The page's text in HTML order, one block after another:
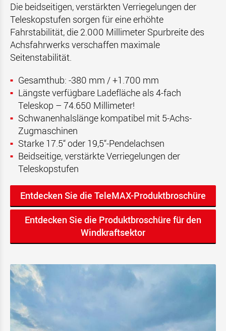
Die beidseitigen, verstärkten Verriegelungen der
Teleskopstufen sorgen für eine erhöhte
Fahrstabilität, die 2.000 Millimeter Spurbreite des
Achsfahrwerks verschaffen maximale
Seitenstabilität.
Gesamthub: -380 mm / +1.700 mm
Längste verfügbare Ladefläche als 4-fach
Teleskop – 74.650 Millimeter!
Schwanenhalslänge kompatibel mit 5-Achs-
Zugmaschinen
Starke 17.5“ oder 19,5“-Pendelachsen
Beidseitige, verstärkte Verriegelungen der
Teleskopstufen
Entdecken Sie die TeleMAX-Produktbroschüre
Entdecken Sie die Produktbroschüre für den
Windkraftsektor